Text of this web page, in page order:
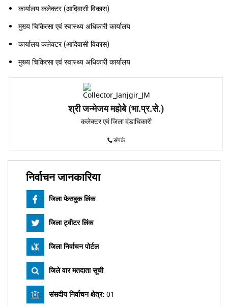
कार्यालय कलेक्टर (आदिवासी विकास)
मुख्य चिकित्सा एवं स्वास्थ्य अधिकारी कार्यालय
कार्यालय कलेक्टर (आदिवासी विकास)
मुख्य चिकित्सा एवं स्वास्थ्य अधिकारी कार्यालय
श्री जन्मेजय महोबे (भा.प्र.से.)
कलेक्टर एवं जिला दंडाधिकारी
संपर्क
निर्वाचन जानकारिया
जिला फेसबुक लिंक
जिला ट्वीटर लिंक
जिला निर्वाचन पोर्टल
जिले वार मतदाता सूची
संसदीय निर्वाचन क्षेत्र: 01